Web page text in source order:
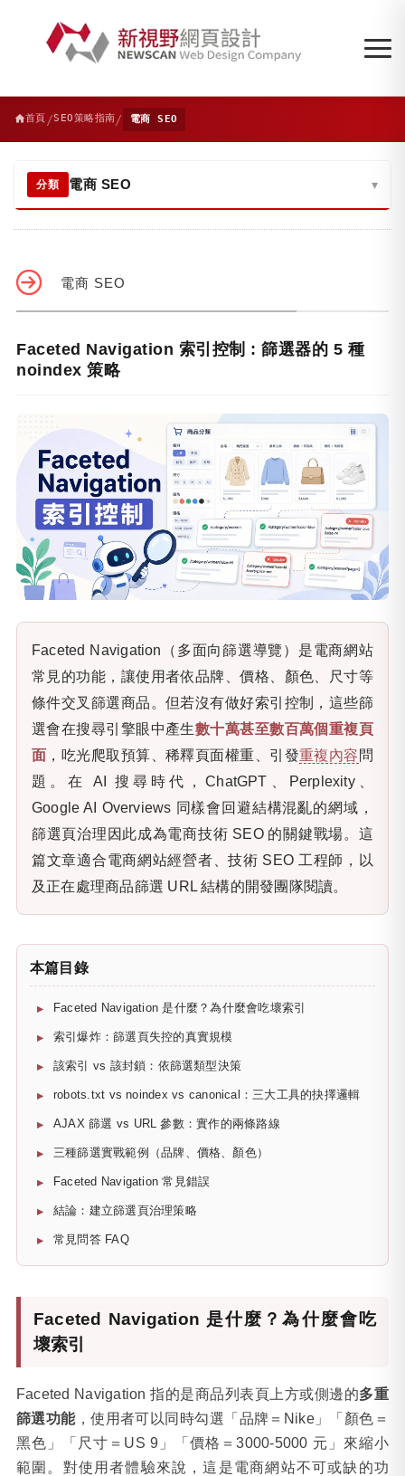
首頁 /SEO策略指南/ 電商 SEO
分類 電商 SEO ▾
電商 SEO
Faceted Navigation 索引控制 : 篩選器的 5 種
noindex 策略
Faceted Navigation（多面向篩選導覽）是電商網站
常見的功能，讓使用者依品牌、價格、顏色、尺寸等
條件交叉篩選商品。但若沒有做好索引控制，這些篩
選會在搜尋引擎眼中產生數十萬甚至數百萬個重複頁
面 ，吃光爬取預算、稀釋頁面權重、引發重複內容 問
題。在 AI 搜尋時代，ChatGPT、Perplexity、
Google AI Overviews 同樣會回避結構混亂的網域，
篩選頁治理因此成為電商技術 SEO 的關鍵戰場。這
篇文章適合電商網站經營者、技術 SEO 工程師，以
及正在處理商品篩選 URL 結構的開發團隊閱讀。
本篇目錄
Faceted Navigation 是什麼？為什麼會吃壞索引
索引爆炸：篩選頁失控的真實規模
該索引 vs 該封鎖：依篩選類型決策
robots.txt vs noindex vs canonical：三大工具的抉擇邏輯
AJAX 篩選 vs URL 參數：實作的兩條路線
三種篩選實戰範例（品牌、價格、顏色）
Faceted Navigation 常見錯誤
結論：建立篩選頁治理策略
常見問答 FAQ
Faceted Navigation 是什麼？為什麼會吃
壞索引
Faceted Navigation 指的是商品列表頁上方或側邊的多重
篩選功能，使用者可以同時勾選「品牌＝Nike」「顏色＝
黑色」「尺寸＝US 9」「價格＝3000-5000 元」來縮小
範圍。對使用者體驗來說，這是電商網站不可或缺的功